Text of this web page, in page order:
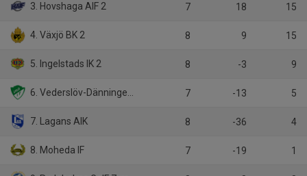
3. Hovshaga AIF 2 7 18 15
4. Växjö BK 2 8 9 15
5. Ingelstads IK 2 8 -3 9
6. Vederslöv-Dänningelanda IF 7 -13 5
7. Lagans AIK 8 -36 4
8. Moheda IF 7 -19 1